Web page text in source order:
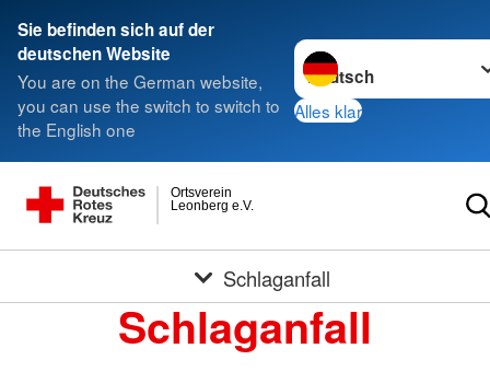
Sie befinden sich auf der
deutschen Website
You are on the German website,
you can use the switch to switch to
the English one
Sprache wechseln zu
Alles klar
Leonberg e.V.
Ortsverein
Schlaganfall
Schlaganfall